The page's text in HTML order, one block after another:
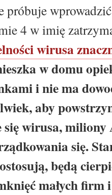
próbuje
4 w imię
wirusa
w domu
i nie ma
aby
się wirusa,
się.
będą
małych firm